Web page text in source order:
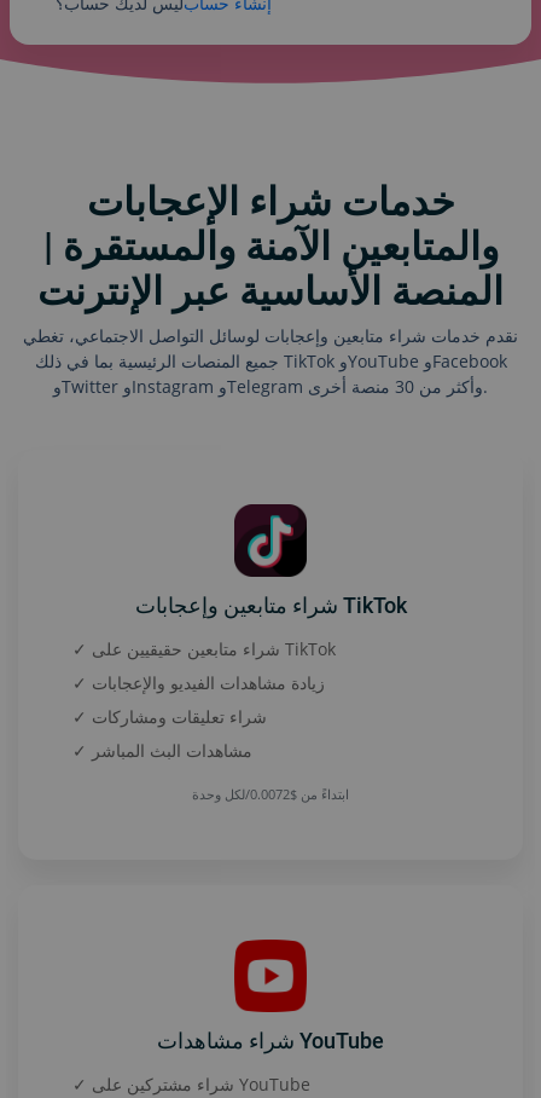
خدمات شراء الإعجابات
والمتابعين الآمنة والمستقرة |
المنصة الأساسية عبر الإنترنت
نقدم خدمات شراء متابعين وإعجابات لوسائل التواصل الاجتماعي، تغطي
جميع المنصات الرئيسية بما في ذلك TikTok وYouTube وFacebook
وTwitter وInstagram وTelegram وأكثر من 30 منصة أخرى.
شراء متابعين وإعجابات TikTok
✓ شراء متابعين حقيقيين على TikTok
✓ زيادة مشاهدات الفيديو والإعجابات
✓ شراء تعليقات ومشاركات
✓ مشاهدات البث المباشر
ابتداءً من $0.0072/لكل وحدة
شراء مشاهدات YouTube
✓ شراء مشتركين على YouTube